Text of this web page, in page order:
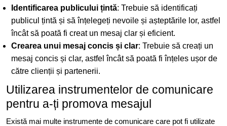
Identificarea publicului țintă: Trebuie să identificați
publicul țintă și să înțelegeți nevoile și așteptările lor, astfel
încât să poată fi creat un mesaj clar și eficient.
Crearea unui mesaj concis și clar: Trebuie să creați un
mesaj concis și clar, astfel încât să poată fi înțeles ușor de
către clienții și partenerii.
Utilizarea instrumentelor de comunicare
pentru a-ți promova mesajul
Există mai multe instrumente de comunicare care pot fi utilizate